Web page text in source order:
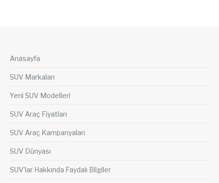
Anasayfa
SUV Markaları
Yeni SUV Modelleri
SUV Araç Fiyatları
SUV Araç Kampanyaları
SUV Dünyası
SUV’lar Hakkında Faydalı Bilgiler